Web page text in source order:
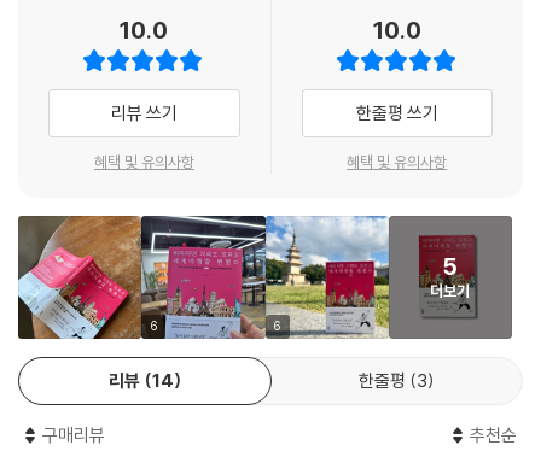
상했어요. 시티오브런던이 한눈에 들어왔고, 저 멀리 빅벤도 보였죠. 한때
런던은 세상의 중심이었어요. 정치, 경제, 예술, 과학이 꽃피는 도시였죠.
전 지구의 시간도 이곳으로 중심으로 흘렀고요. 지금은 그 자리를 일부 다
른 도시에 내주었지만, 제 마음속 1위 도시는 앞으로도 계속 런던일 거예
요. 언제 어떤 사건이 닥치더라도 시간의 기준, 본초자오선은 바뀌지 않는
것처럼 말이에요!
그런데 요즘 명동 거리는 낮에 수많은 사람들로 붐비지만, 밤이 되면 언제
그랬냐는 듯 한산해져요. 다른 번화가라면 사람이 가장 많을 시간인 저녁
열 시에 문을 닫는 치킨집도 많죠. 중구의 명동, 충무로 일대는 과거부터 주
거 기능보다는 상업 기능이 발달했어요. 그래서 사무실과 상가로 많은 사
람들이 유입되는 낮에는 사람들이 북적이지만, 해가 지고 직장인들이 모두
퇴근해 빠져나가면 지역 전체가 전원을 끈 듯 조용해지는 거예요. 이를 인
구 공동화 현상이라고 부르죠.
경기를 직관하는 등, 저자가 직접 거닐며 피부로 느낀 도시들을 재미있고
신기한 에피소드와 함께 소개하는 이 책을 읽어 나가다 보면 어느새 세계
도시의 지리·역사·문화는 물론 배낭여행 꿀팁까지 자연스럽게 얻을 수 있
해외 좀 다녀 본 지리 선생님의 유쾌한 여행 썰!
이 책에서는 세계 각지 16개 도시를 주요 키워드에 따라 4개의 부로 묶어
소개한다. 먼저 1부 ‘같은 나라인데 달라!’에서는 속해 있는 나라의 주류 사
회와는 또 다른 역사와 문화를 품고 있는 도시들을 찾아간다. 라싸, 에든버
러, 호놀룰루, 바르셀로나의 독특한 지역색이 형성된 배경에 대해 국경과
편입이라는 키워드를 중심으로 알아본다. 2부 ‘여긴 근본이지~’에서는 다
으로 세계적 흐름을 주도하기도, 혹은 말 그대로 지도상 한가운데에 있기
10.0
리뷰 쓰기
혜택 및 유의사항
10.0
한줄평 쓰기
혜택 및 유의사항
6 6
5
더보기
리뷰 14 한줄평 3
구매리뷰 추천순